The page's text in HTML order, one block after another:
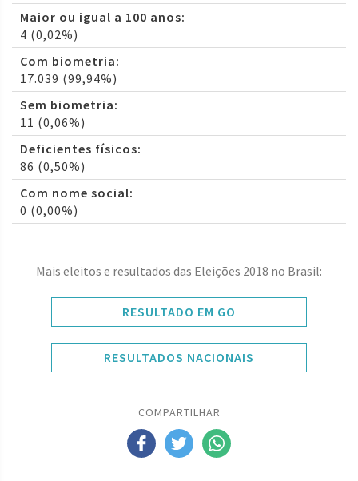
Maior ou igual a 100 anos:
4 (0,02%)
Com biometria:
17.039 (99,94%)
Sem biometria:
11 (0,06%)
Deficientes físicos:
86 (0,50%)
Com nome social:
0 (0,00%)
Mais eleitos e resultados das Eleições 2018 no Brasil:
RESULTADO EM GO
RESULTADOS NACIONAIS
COMPARTILHAR